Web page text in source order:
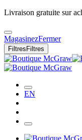
Livraison gratuite sur
MagasinezFermer
Filtres Filtres
EN